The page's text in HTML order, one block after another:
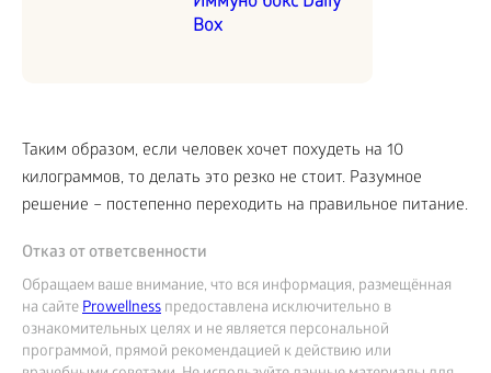
Box
Таким образом, если человек хочет похудеть на 10
килограммов, то делать это резко не стоит. Разумное
решение – постепенно переходить на правильное питание.
Отказ от ответсвенности
Обращаем ваше внимание, что вся информация, размещённая
на сайтеProwellness предоставлена исключительно в
ознакомительных целях и не является персональной
программой, прямой рекомендацией к действию или